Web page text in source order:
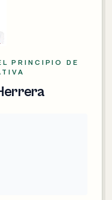
PRINCIPIO DE